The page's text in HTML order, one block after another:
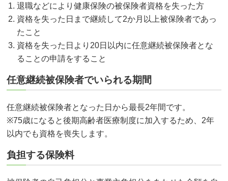
退職などにより健康保険の被保険者資格を失った方
資格を失った日まで継続して2か月以上被保険者であっ
たこと
資格を失った日より20日以内に任意継続被保険者とな
ることの申請をすること
任意継続被保険者でいられる期間
任意継続被保険者となった日から最長2年間です。
※75歳になると後期高齢者医療制度に加入するため、2年
以内でも資格を喪失します。
負担する保険料